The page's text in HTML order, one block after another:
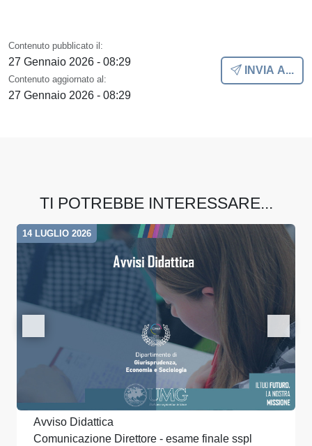
Contenuto pubblicato il:
27 Gennaio 2026 - 08:29
Contenuto aggiornato al:
27 Gennaio 2026 - 08:29
INVIA A...
TI POTREBBE INTERESSARE...
14 LUGLIO 2026
Avviso Didattica
Comunicazione Direttore - esame finale sspl